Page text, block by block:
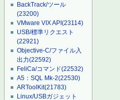
BackTrack/ツール
(23200)
VMware VIX API(23114)
USB/標準リクエスト
(22921)
Objective-C/ファイル入
出力(22592)
FeliCa/コマンド(22532)
A5：SQL Mk-2(22530)
ARToolKit(21783)
Linux/USBガジェット